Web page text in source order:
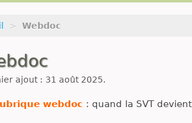
> Webdoc
ajout : 31 août 2025.
webdoc : quand la SVT